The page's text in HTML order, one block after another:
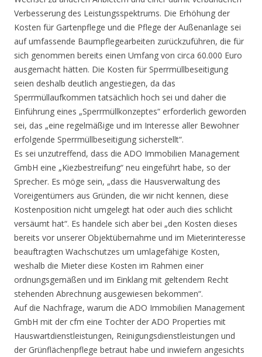
Verbesserung des Leistungsspektrums. Die Erhöhung der
Kosten für Gartenpflege und die Pflege der Außenanlage sei
auf umfassende Baumpflegearbeiten zurückzuführen, die für
sich genommen bereits einen Umfang von circa 60.000 Euro
ausgemacht hätten. Die Kosten für Sperrmüllbeseitigung
seien deshalb deutlich angestiegen, da das
Sperrmüllaufkommen tatsächlich hoch sei und daher die
Einführung eines „Sperrmüllkonzeptes“ erforderlich geworden
sei, das „eine regelmäßige und im Interesse aller Bewohner
erfolgende Sperrmüllbeseitigung sicherstellt“.
Es sei unzutreffend, dass die ADO Immobilien Management
GmbH eine „Kiezbestreifung“ neu eingeführt habe, so der
Sprecher. Es möge sein, „dass die Hausverwaltung des
Voreigentümers aus Gründen, die wir nicht kennen, diese
Kostenposition nicht umgelegt hat oder auch dies schlicht
versäumt hat“. Es handele sich aber bei „den Kosten dieses
bereits vor unserer Objektübernahme und im Mieterinteresse
beauftragten Wachschutzes um umlagefähige Kosten,
weshalb die Mieter diese Kosten im Rahmen einer
ordnungsgemäßen und im Einklang mit geltendem Recht
stehenden Abrechnung ausgewiesen bekommen“.
Auf die Nachfrage, warum die ADO Immobilien Management
GmbH mit der cfm eine Tochter der ADO Properties mit
Hauswartdienstleistungen, Reinigungsdienstleistungen und
der Grünflächenpflege betraut habe und inwiefern angesichts